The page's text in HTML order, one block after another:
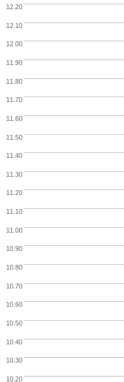
10.50
11.00
11.50
12.00
10.20
10.30
10.40
10.60
10.70
10.80
10.90
11.10
11.20
11.30
11.40
11.60
11.70
11.80
11.90
12.10
12.20